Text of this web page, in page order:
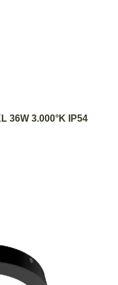
36W 3.000°K IP54